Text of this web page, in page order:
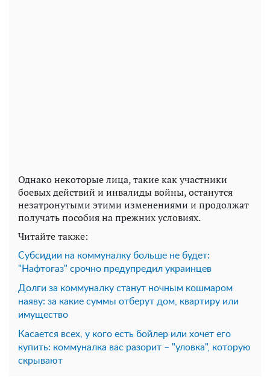
Однако некоторые лица, такие как участники
боевых действий и инвалиды войны, останутся
незатронутыми этими изменениями и продолжат
получать пособия на прежних условиях.
Читайте также:
Субсидии на коммуналку больше не будет:
"Нафтогаз" срочно предупредил украинцев
Долги за коммуналку станут ночным кошмаром
наяву: за какие суммы отберут дом, квартиру или
имущество
Касается всех, у кого есть бойлер или хочет его
купить: коммуналка вас разорит – "уловка", которую
скрывают